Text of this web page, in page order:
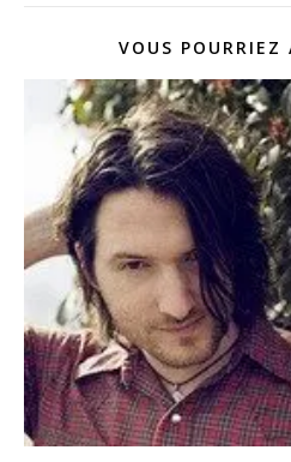
VOUS POURRIEZ